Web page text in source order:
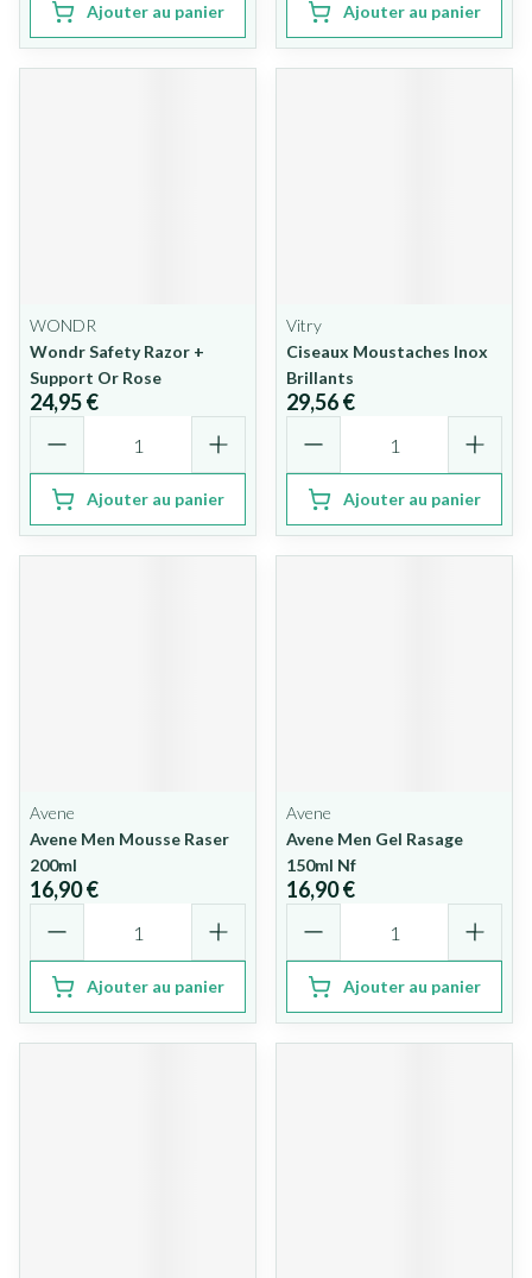
Ajouter au panier Ajouter au panier
WONDR
Wondr Safety Razor +
Support Or Rose
24,95 €
Ajouter au panier
Vitry
Ciseaux Moustaches Inox
Brillants
29,56 €
Ajouter au panier
Avene
Avene Men Mousse Raser
200ml
16,90 €
Ajouter au panier
Avene
Avene Men Gel Rasage
150ml Nf
16,90 €
Ajouter au panier